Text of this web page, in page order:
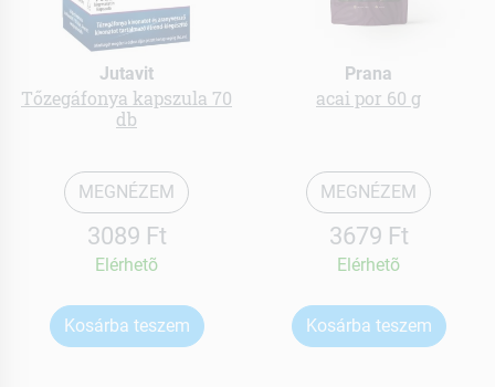
Jutavit
Tőzegáfonya kapszula 70
db
MEGNÉZEM
3089 Ft
Elérhetõ
Kosárba teszem
Prana
acai por 60 g
MEGNÉZEM
3679 Ft
Elérhetõ
Kosárba teszem